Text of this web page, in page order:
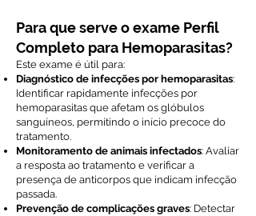
Para que serve o exame Perfil
Completo para Hemoparasitas?
Este exame é útil para:
Diagnóstico de infecções por hemoparasitas:
Identificar rapidamente infecções por
hemoparasitas que afetam os glóbulos
sanguíneos, permitindo o início precoce do
tratamento.
Monitoramento de animais infectados: Avaliar
a resposta ao tratamento e verificar a
presença de anticorpos que indicam infecção
passada.
Prevenção de complicações graves: Detectar